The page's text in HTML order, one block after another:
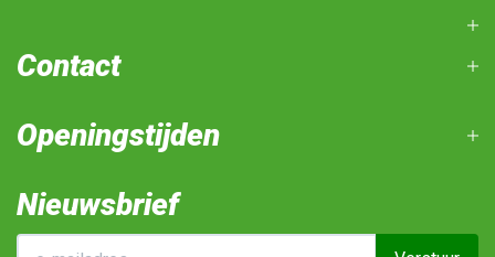
Contact
Openingstijden
Nieuwsbrief